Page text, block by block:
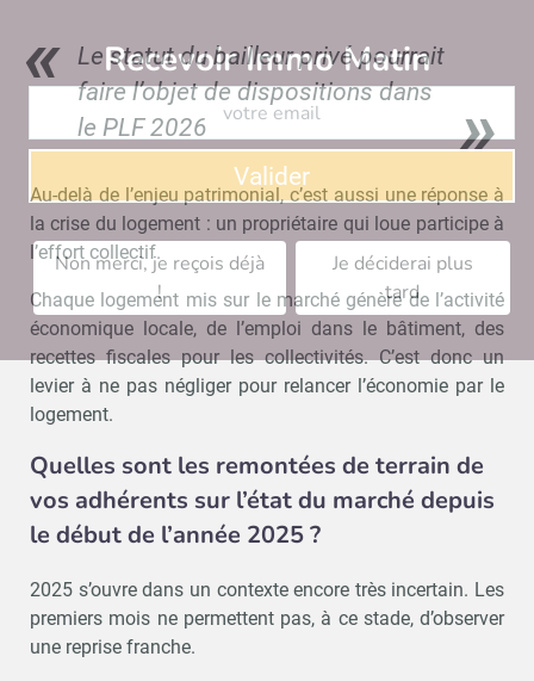
Le statut du bailleur privé pourrait
faire l’objet de dispositions dans
le PLF 2026
Au-delà de l’enjeu patrimonial, c’est aussi une réponse à
la crise du logement : un propriétaire qui loue participe à
l’effort collectif.
Chaque logement mis sur le marché génère de l’activité
économique locale, de l’emploi dans le bâtiment, des
recettes fiscales pour les collectivités. C’est donc un
levier à ne pas négliger pour relancer l’économie par le
logement.
Quelles sont les remontées de terrain de
vos adhérents sur l’état du marché depuis
le début de l’année 2025 ?
2025 s’ouvre dans un contexte encore très incertain. Les
premiers mois ne permettent pas, à ce stade, d’observer
une reprise franche.
Recevoir Immo Matin
Valider
Non merci, je reçois déjà
!
Je déciderai plus
tard